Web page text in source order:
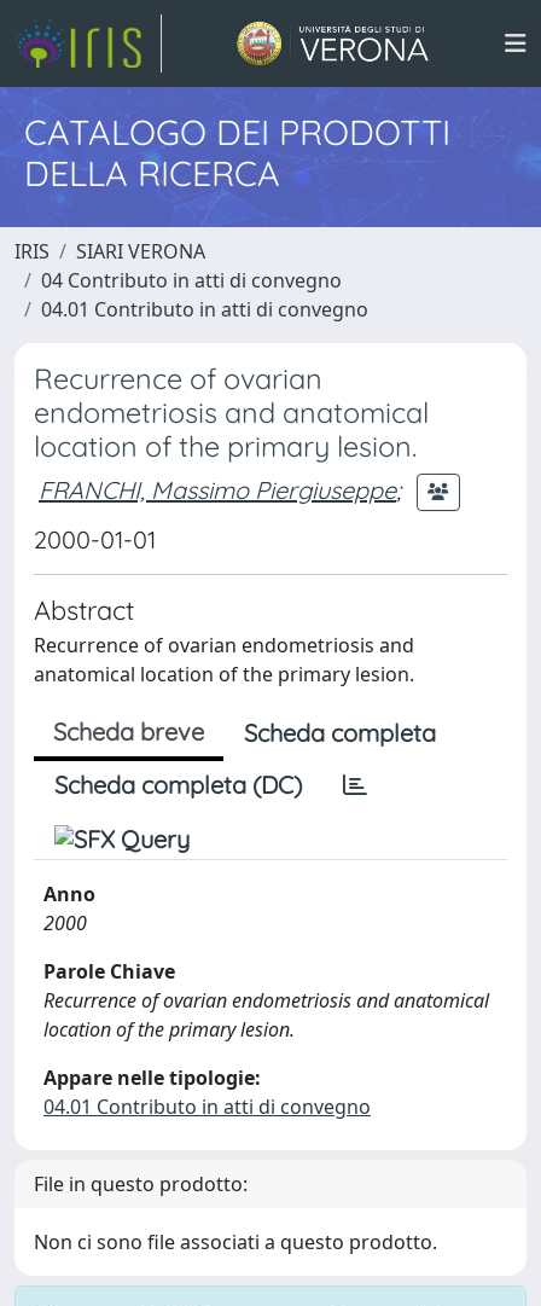
CATALOGO DEI PRODOTTI
DELLA RICERCA
IRIS
SIARI VERONA
04 Contributo in atti di convegno
04.01 Contributo in atti di convegno
Recurrence of ovarian
endometriosis and anatomical
location of the primary lesion.
FRANCHI, Massimo Piergiuseppe;
2000-01-01
Abstract
Recurrence of ovarian endometriosis and
anatomical location of the primary lesion.
Scheda breve
Scheda completa
Scheda completa (DC)
Anno
2000
Parole Chiave
Recurrence of ovarian endometriosis and anatomical
location of the primary lesion.
Appare nelle tipologie:
04.01 Contributo in atti di convegno
File in questo prodotto:
Non ci sono file associati a questo prodotto.